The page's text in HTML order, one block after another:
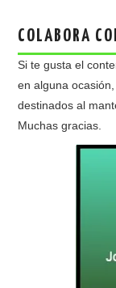
COLABORA
Si te gusta el
en alguna
destinados al
Muchas gracias.